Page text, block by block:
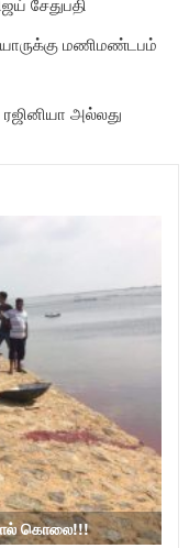
மணிமண்டபம்
அல்லது
கொலை!!!